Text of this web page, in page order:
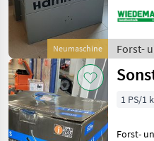
Neumaschine
mm + Se
Forst-
/
1 PS/1
Forst-